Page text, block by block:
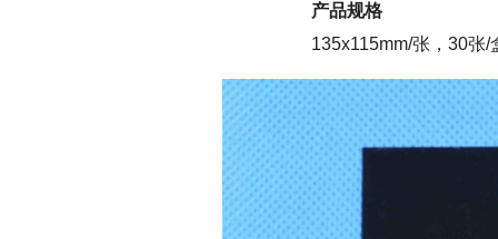
产品规格
135x115mm/张，30张/